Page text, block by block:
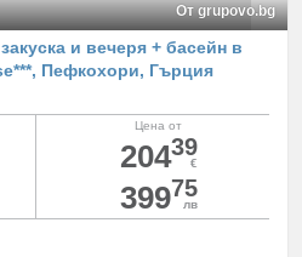
От grupovo.bg
и вечеря + басейн в
Пефкохори, Гърция
Цена от
20439
€
39975
лв